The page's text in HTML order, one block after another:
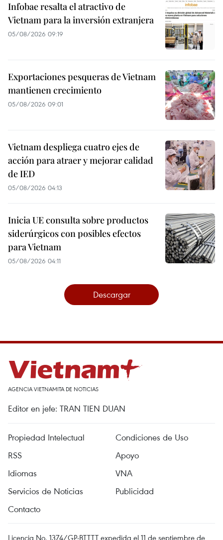
Infobae resalta el atractivo de
Vietnam para la inversión extranjera
05/08/2026 09:19
Exportaciones pesqueras de Vietnam
mantienen crecimiento
05/08/2026 09:01
Vietnam despliega cuatro ejes de
acción para atraer y mejorar calidad
de IED
05/08/2026 04:13
Inicia UE consulta sobre productos
siderúrgicos con posibles efectos
para Vietnam
05/08/2026 04:11
Descargar
AGENCIA VIETNAMITA DE NOTICIAS
Editor en jefe: TRAN TIEN DUAN
Propiedad Intelectual
Condiciones de Uso
RSS
Apoyo
Idiomas
VNA
Servicios de Noticias
Publicidad
Contacto
Licencia No. 1374/GP-BTTTT expedida el 11 de septiembre de